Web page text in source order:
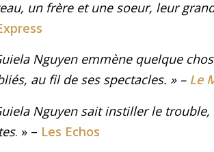
un frère et une soeur, leur
Nguyen emmène quelque
au fil de ses spectacles. » – Le
Nguyen sait instiller le
. » – Les Echos